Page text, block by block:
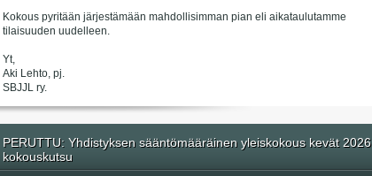
Kokous pyritään järjestämään mahdollisimman pian eli aikataulutamme
tilaisuuden uudelleen.
Yt,
Aki Lehto, pj.
SBJJL ry.
PERUTTU: Yhdistyksen sääntömääräinen yleiskokous kevät 2026,
kokouskutsu